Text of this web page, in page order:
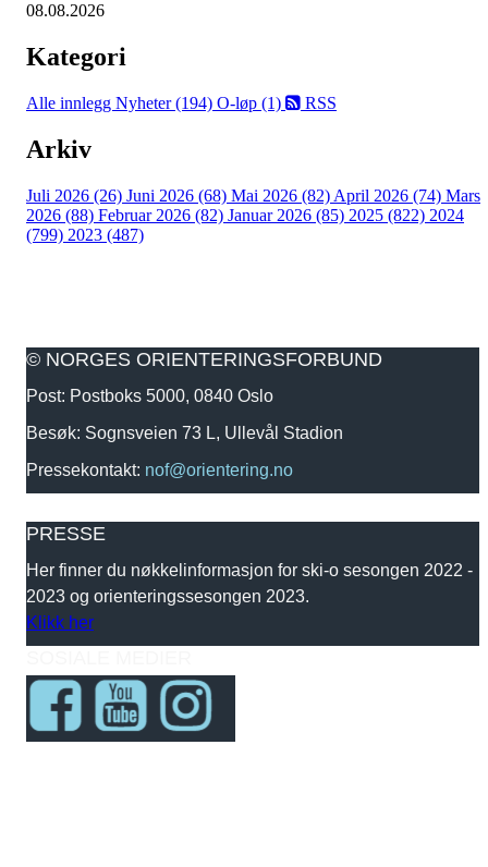
08.08.2026
Kategori
Alle innlegg Nyheter (194) O-løp (1) RSS
Arkiv
Juli 2026 (26) Juni 2026 (68) Mai 2026 (82) April 2026 (74) Mars
2026 (88) Februar 2026 (82) Januar 2026 (85) 2025 (822) 2024
(799) 2023 (487)
© NORGES ORIENTERINGSFORBUND
Post: Postboks 5000, 0840 Oslo
Besøk: Sognsveien 73 L, Ullevål Stadion
Pressekontakt: nof@orientering.no
PRESSE
Her finner du nøkkelinformasjon for ski-o sesongen 2022 -
2023 og orienteringssesongen 2023.
Klikk her